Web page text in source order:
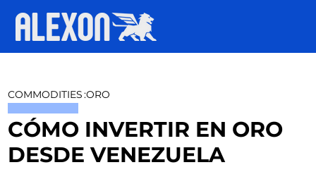
COMMODITIES:ORO
CÓMO INVERTIR EN ORO
DESDE VENEZUELA